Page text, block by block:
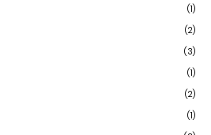
(1)
(2)
(3)
(1)
(2)
(1)